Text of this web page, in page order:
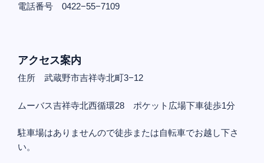
電話番号 0422−55−7109
アクセス案内
住所 武蔵野市吉祥寺北町3−12
ムーバス吉祥寺北西循環28 ポケット広場下車徒歩1分
駐車場はありませんので徒歩または自転車でお越し下さ
い。